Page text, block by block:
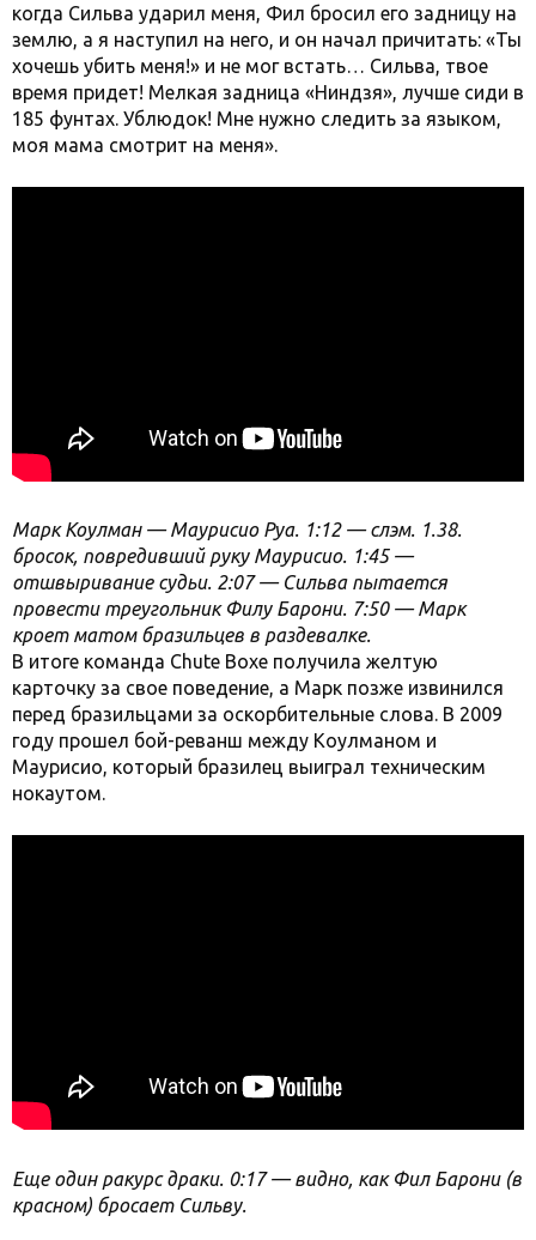
когда Сильва ударил меня, Фил бросил его задницу на
землю, а я наступил на него, и он начал причитать: «Ты
хочешь убить меня!» и не мог встать… Сильва, твое
время придет! Мелкая задница «Ниндзя», лучше сиди в
185 фунтах. Ублюдок! Мне нужно следить за языком,
моя мама смотрит на меня».
Марк Коулман — Маурисио Руа. 1:12 — слэм. 1.38.
бросок, повредивший руку Маурисио. 1:45 —
отшвыривание судьи. 2:07 — Сильва пытается
провести треугольник Филу Барони. 7:50 — Марк
кроет матом бразильцев в раздевалке.
В итоге команда Chute Boxe получила желтую
карточку за свое поведение, а Марк позже извинился
перед бразильцами за оскорбительные слова. В 2009
году прошел бой-реванш между Коулманом и
Маурисио, который бразилец выиграл техническим
нокаутом.
Еще один ракурс драки. 0:17 — видно, как Фил Барони (в
красном) бросает Сильву.